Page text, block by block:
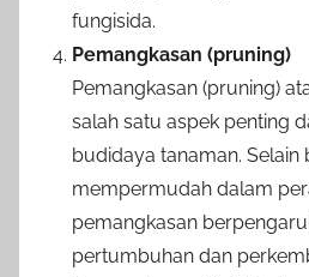
fungisida.
Pemangkasan (pruning)
Pemangkasan (pruning)
salah satu aspek penting
budidaya tanaman.
mempermudah dalam
pemangkasan
pertumbuhan dan